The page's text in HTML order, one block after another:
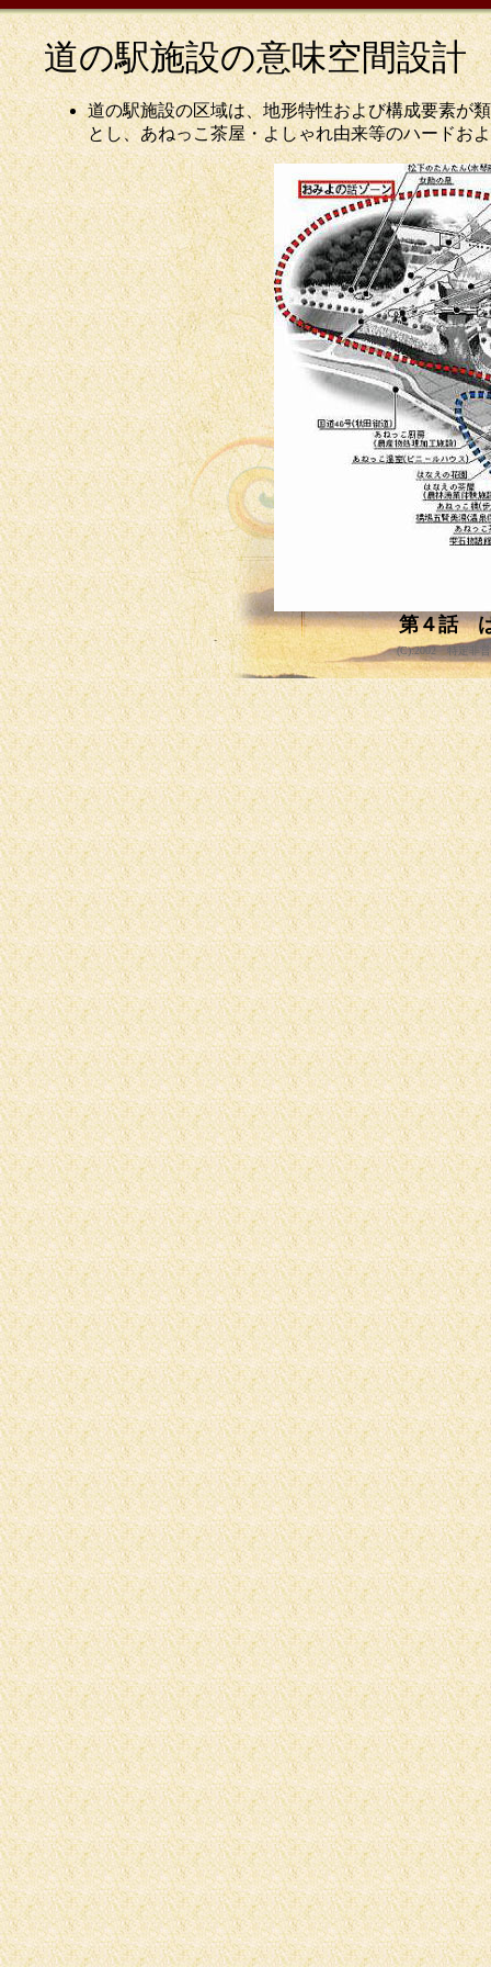
道の駅施設の意味空間設計
道の駅施設の区域は、地形特性および構成要素
とし、あねっこ茶屋・よしゃれ由来等のハードお
第４話
(C):2002 特定非